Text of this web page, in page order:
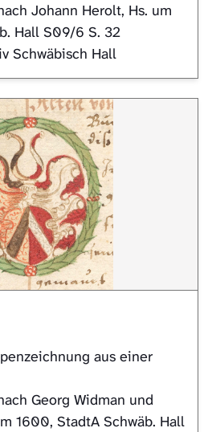
Johann Herolt, Hs. um
Hall S09/6 S. 32
Schwäbisch Hall
aus einer
Georg Widman und
1600, StadtA Schwäb. Hall